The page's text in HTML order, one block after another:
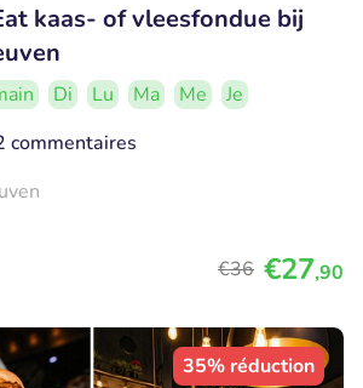
kaas- of vleesfondue bij
Di Lu Ma Me
Je
commentaires
€36 €27,90
35% réduction